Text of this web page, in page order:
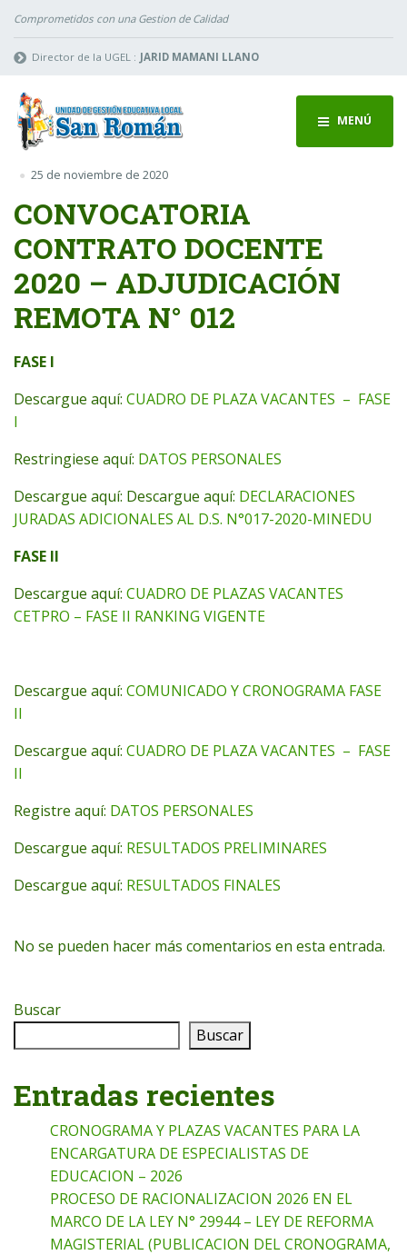
Comprometidos con una Gestion de Calidad
Director de la UGEL : JARID MAMANI LLANO
MENÚ
25 de noviembre de 2020
CONVOCATORIA
CONTRATO DOCENTE
2020 – ADJUDICACIÓN
REMOTA N° 012
FASE I
Descargue aquí: CUADRO DE PLAZA VACANTES – FASE
I
Restringiese aquí: DATOS PERSONALES
Descargue aquí: Descargue aquí: DECLARACIONES
JURADAS ADICIONALES AL D.S. N°017-2020-MINEDU
FASE II
Descargue aquí: CUADRO DE PLAZAS VACANTES
CETPRO – FASE II RANKING VIGENTE
Descargue aquí: COMUNICADO Y CRONOGRAMA FASE
II
Descargue aquí: CUADRO DE PLAZA VACANTES – FASE
II
Registre aquí: DATOS PERSONALES
Descargue aquí: RESULTADOS PRELIMINARES
Descargue aquí: RESULTADOS FINALES
No se pueden hacer más comentarios en esta entrada.
Buscar
Buscar
Entradas recientes
CRONOGRAMA Y PLAZAS VACANTES PARA LA
ENCARGATURA DE ESPECIALISTAS DE
EDUCACION – 2026
PROCESO DE RACIONALIZACION 2026 EN EL
MARCO DE LA LEY N° 29944 – LEY DE REFORMA
MAGISTERIAL (PUBLICACION DEL CRONOGRAMA,